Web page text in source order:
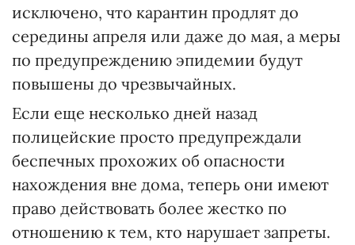
исключено, что карантин продлят до
середины апреля или даже до мая, а меры
по предупреждению эпидемии будут
повышены до чрезвычайных.
Если еще несколько дней назад
полицейские просто предупреждали
беспечных прохожих об опасности
нахождения вне дома, теперь они имеют
право действовать более жестко по
отношению к тем, кто нарушает запреты.